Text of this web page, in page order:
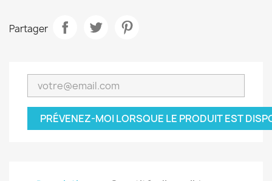
Partager
PRÉVENEZ-MOI LORSQUE LE PRODUIT EST